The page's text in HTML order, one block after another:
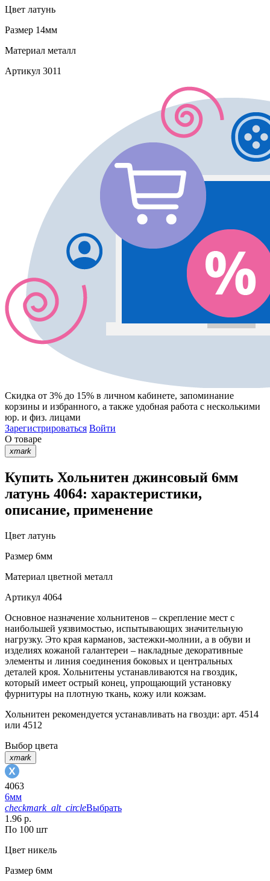
Цвет латунь
Размер 14мм
Материал металл
Артикул 3011
Скидка от 3% до 15% в личном кабинете, запоминание
корзины и избранного, а также удобная работа с несколькими
юр. и физ. лицами
Зарегистрироваться Войти
О товаре
xmark
Купить Хольнитен джинсовый 6мм
латунь 4064: характеристики,
описание, применение
Цвет латунь
Размер 6мм
Материал цветной металл
Артикул 4064
Основное назначение хольнитенов – скрепление мест с
наибольшей уязвимостью, испытывающих значительную
нагрузку. Это края карманов, застежки-молнии, а в обуви и
изделиях кожаной галантереи – накладные декоративные
элементы и линия соединения боковых и центральных
деталей кроя. Хольнитены устанавливаются на гвоздик,
который имеет острый конец, упрощающий установку
фурнитуры на плотную ткань, кожу или кожзам.
Хольнитен рекомендуется устанавливать на гвозди: арт. 4514
или 4512
Выбор цвета
xmark
4063
6мм
checkmark_alt_circleВыбрать
1.96 р.
По 100 шт
Цвет никель
Размер 6мм